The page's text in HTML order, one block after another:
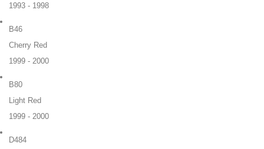
1993 - 1998
B46
Cherry Red
1999 - 2000
B80
Light Red
1999 - 2000
D484